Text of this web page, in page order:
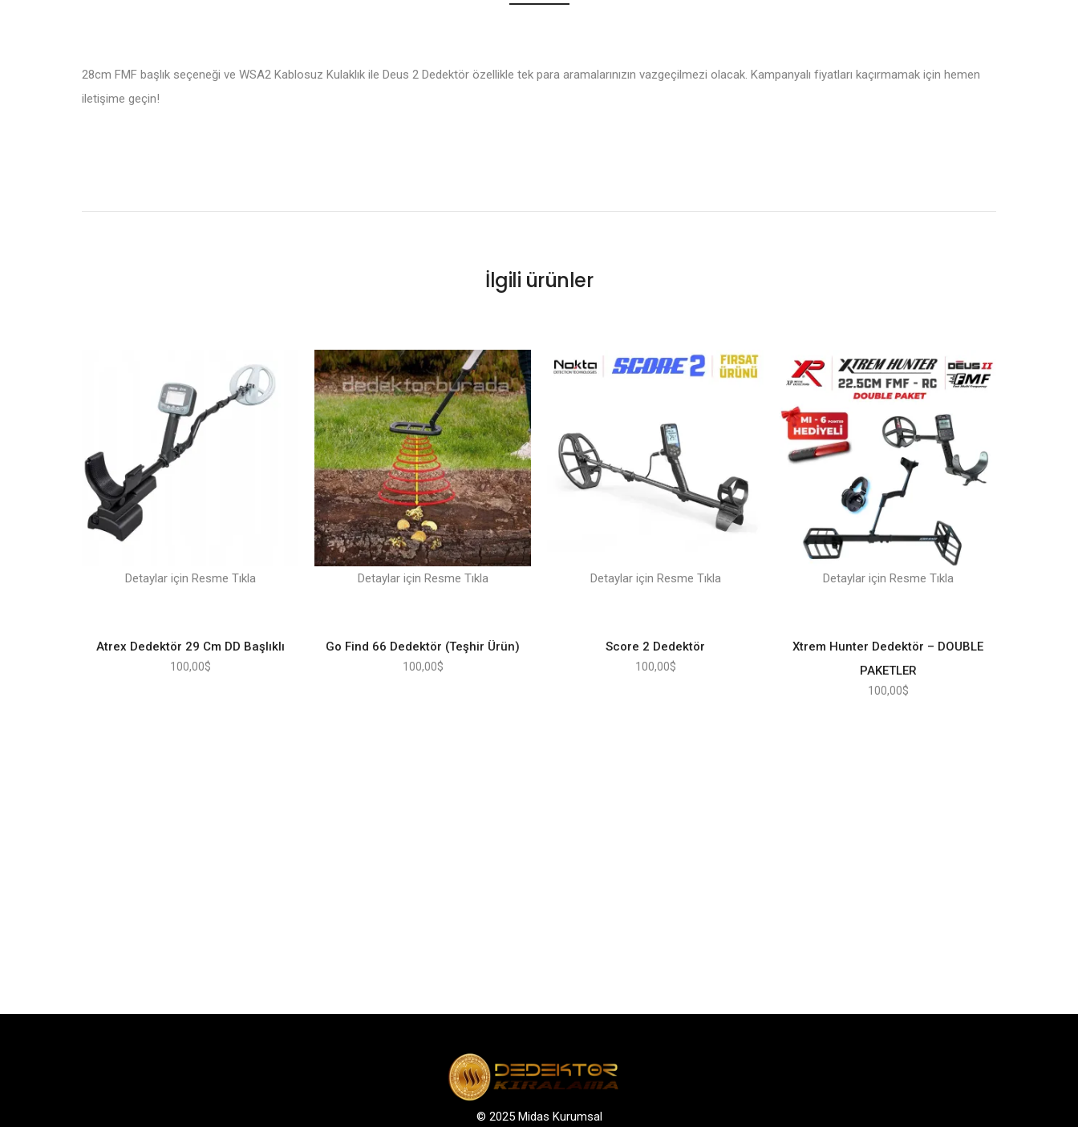
28cm FMF başlık seçeneği ve WSA2 Kablosuz Kulaklık ile Deus 2 Dedektör özellikle tek para aramalarınızın vazgeçilmezi olacak. Kampanyalı fiyatları kaçırmamak için hemen
iletişime geçin!
İlgili ürünler
Detaylar için Resme Tıkla
Atrex Dedektör 29 Cm DD Başlıklı
100,00$
Detaylar için Resme Tıkla
Go Find 66 Dedektör (Teşhir Ürün)
100,00$
Detaylar için Resme Tıkla
Score 2 Dedektör
100,00$
Detaylar için Resme Tıkla
Xtrem Hunter Dedektör – DOUBLE
PAKETLER
100,00$
© 2025 Midas Kurumsal